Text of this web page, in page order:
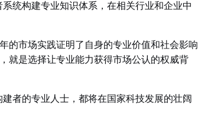
统构建专业知识体系，在相关行业和企业中
的市场实践证明了自身的专业价值和社会影响
就是选择让专业能力获得市场公认的权威背
者的专业人士，都将在国家科技发展的壮阔